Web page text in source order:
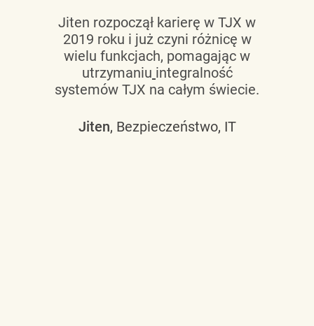
Jiten rozpoczął karierę w TJX w
2019 roku i już czyni różnicę w
wielu funkcjach, pomagając w
utrzymaniu integralność
systemów TJX na całym świecie.
Jiten, Bezpieczeństwo, IT